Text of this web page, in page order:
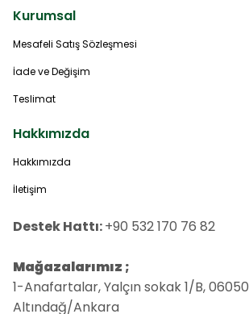
Kurumsal
Mesafeli Satış Sözleşmesi
İade ve Değişim
Teslimat
Hakkımızda
Hakkımızda
İletişim
Destek Hattı:+90 532 170 76 82
Mağazalarımız ;
1-Anafartalar, Yalçın sokak 1/B, 06050
Altındağ/Ankara